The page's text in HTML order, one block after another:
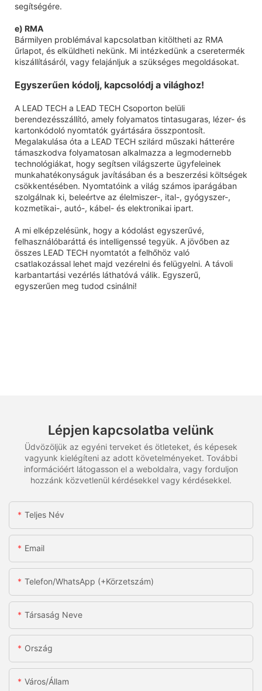
segítségére.
e) RMA
Bármilyen problémával kapcsolatban kitöltheti az RMA
űrlapot, és elküldheti nekünk. Mi intézkedünk a cseretermék
kiszállításáról, vagy felajánljuk a szükséges megoldásokat.
Egyszerűen kódolj, kapcsolódj a világhoz!
A LEAD TECH a LEAD TECH Csoporton belüli
berendezésszállító, amely folyamatos tintasugaras, lézer- és
kartonkódoló nyomtatók gyártására összpontosít.
Megalakulása óta a LEAD TECH szilárd műszaki hátterére
támaszkodva folyamatosan alkalmazza a legmodernebb
technológiákat, hogy segítsen világszerte ügyfeleinek
munkahatékonyságuk javításában és a beszerzési költségek
csökkentésében. Nyomtatóink a világ számos iparágában
szolgálnak ki, beleértve az élelmiszer-, ital-, gyógyszer-,
kozmetikai-, autó-, kábel- és elektronikai ipart.
A mi elképzelésünk, hogy a kódolást egyszerűvé,
felhasználóbaráttá és intelligenssé tegyük. A jövőben az
összes LEAD TECH nyomtatót a felhőhöz való
csatlakozással lehet majd vezérelni és felügyelni. A távoli
karbantartási vezérlés láthatóvá válik. Egyszerű,
egyszerűen meg tudod csinálni!
Lépjen kapcsolatba velünk
Üdvözöljük az egyéni terveket és ötleteket, és képesek
vagyunk kielégíteni az adott követelményeket. További
információért látogasson el a weboldalra, vagy forduljon
hozzánk közvetlenül kérdésekkel vagy kérdésekkel.
Teljes Név
Email
Telefon/WhatsApp (+körzetszám)
Társaság Neve
Ország
Város/állam